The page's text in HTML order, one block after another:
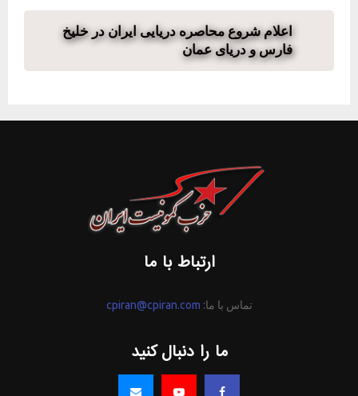
اعلام شروع محاصره دریایی ایران در خلیخ
فارس و دریای عمان
ارتباط با ما
تماس با ما: cpiran@cpiran.com
ما را دنبال کنید